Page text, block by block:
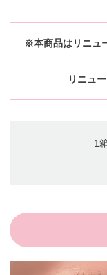
※本商品はリニュ
リニュ
1